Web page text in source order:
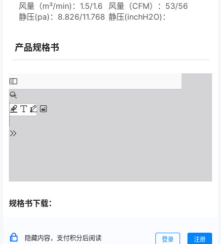
风量（m³/min)：1.5/1.6
风量（CFM）：53/56
静压(pa)：8.826/11.768 静压(inchH2O)：
产品规格书
规格书下载：
隐藏内容，支付积分后阅读 登录 注册